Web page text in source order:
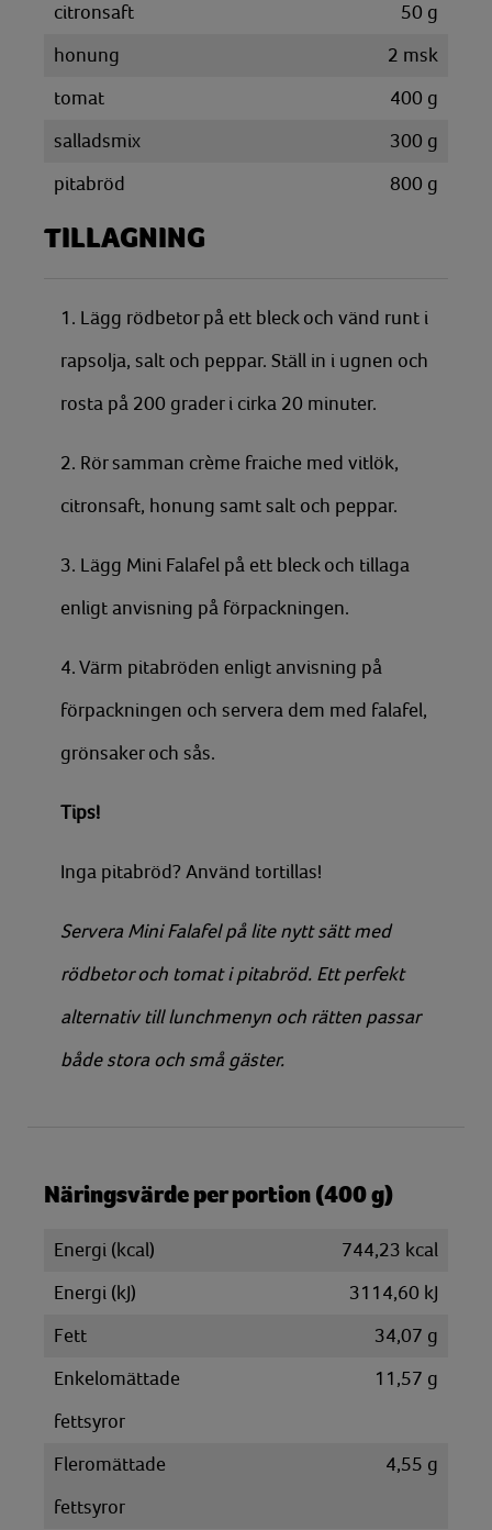
citronsaft
50 g
honung
2 msk
tomat
400 g
salladsmix
300 g
pitabröd
800 g
TILLAGNING
1. Lägg rödbetor på ett bleck och vänd runt i
rapsolja, salt och peppar. Ställ in i ugnen och
rosta på 200 grader i cirka 20 minuter.
2. Rör samman crème fraiche med vitlök,
citronsaft, honung samt salt och peppar.
3. Lägg Mini Falafel på ett bleck och tillaga
enligt anvisning på förpackningen.
4. Värm pitabröden enligt anvisning på
förpackningen och servera dem med falafel,
grönsaker och sås.
Tips!
Inga pitabröd? Använd tortillas!
Servera Mini Falafel på lite nytt sätt med
rödbetor och tomat i pitabröd. Ett perfekt
alternativ till lunchmenyn och rätten passar
både stora och små gäster.
Näringsvärde per portion (400 g)
Energi (kcal)
744,23 kcal
Energi (kJ)
3114,60 kJ
Fett
34,07 g
Enkelomättade
fettsyror
11,57 g
Fleromättade
fettsyror
4,55 g